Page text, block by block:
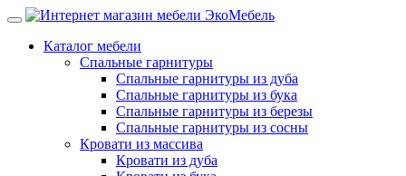
Каталог мебели
Спальные гарнитуры
Спальные гарнитуры из дуба
Спальные гарнитуры из бука
Спальные гарнитуры из березы
Спальные гарнитуры из сосны
Кровати из массива
Кровати из дуба